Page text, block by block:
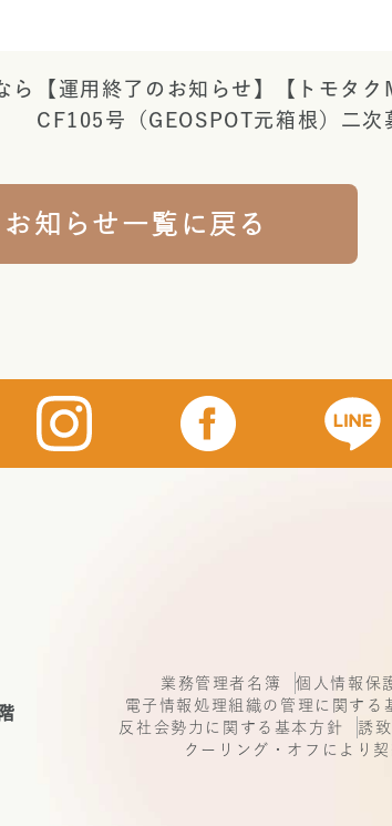
ら
【運用終了のお知らせ】【トモタ
CF105号（GEOSPOT元箱根）二次
お知らせ一覧に戻る
業務管理者名簿 個人情報保
電子情報処理組織の管理に関する
反社会勢力に関する基本方針
誘
クーリング・オフにより